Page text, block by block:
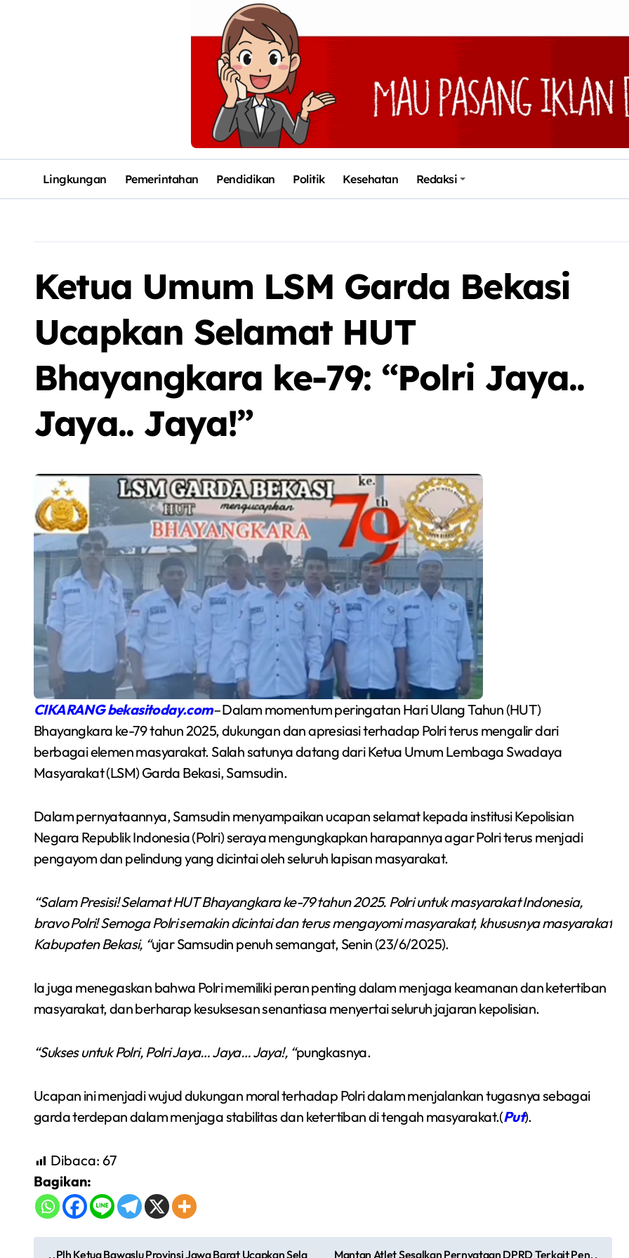
Lingkungan Pemerintahan Pendidikan Politik Kesehatan Redaksi
Ketua Umum LSM Garda Bekasi
Ucapkan Selamat HUT
Bhayangkara ke-79: “Polri Jaya..
Jaya.. Jaya!”
CIKARANG bekasitoday.com–Dalam momentum peringatan Hari Ulang Tahun (HUT)
Bhayangkara ke-79 tahun 2025, dukungan dan apresiasi terhadap Polri terus mengalir dari
berbagai elemen masyarakat. Salah satunya datang dari Ketua Umum Lembaga Swadaya
Masyarakat (LSM) Garda Bekasi, Samsudin.
Dalam pernyataannya, Samsudin menyampaikan ucapan selamat kepada institusi Kepolisian
Negara Republik Indonesia (Polri) seraya mengungkapkan harapannya agar Polri terus menjadi
pengayom dan pelindung yang dicintai oleh seluruh lapisan masyarakat.
“Salam Presisi! Selamat HUT Bhayangkara ke-79 tahun 2025. Polri untuk masyarakat Indonesia,
bravo Polri! Semoga Polri semakin dicintai dan terus mengayomi masyarakat, khususnya masyarakat
Kabupaten Bekasi, “ujar Samsudin penuh semangat, Senin (23/6/2025).
Ia juga menegaskan bahwa Polri memiliki peran penting dalam menjaga keamanan dan ketertiban
masyarakat, dan berharap kesuksesan senantiasa menyertai seluruh jajaran kepolisian.
“Sukses untuk Polri, Polri Jaya… Jaya… Jaya!, “pungkasnya.
Ucapan ini menjadi wujud dukungan moral terhadap Polri dalam menjalankan tugasnya sebagai
garda terdepan dalam menjaga stabilitas dan ketertiban di tengah masyarakat.(Put).
Dibaca: 67
Bagikan:
N Plh Ketua Bawaslu Provinsi Jawa Barat Ucapkan Sela
Mantan Atlet Sesalkan Pernyataan DPRD Terkait Pen
Olah Raga Sorot
Semarakkan Budaya
Gowes Malam, Warga
Ride Rutin di Babelan
Berita Event Olah Raga
Siswa SMPN 1
Cikarang Selatan Raih
Kejuaraan Sambo
Open Gubernur Cup
Sumsel 2026